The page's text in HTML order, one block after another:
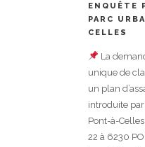
ENQUÊTE
PARC
CELLES
La
unique de
un plan
introduite
Pont-à-
22 à 6230